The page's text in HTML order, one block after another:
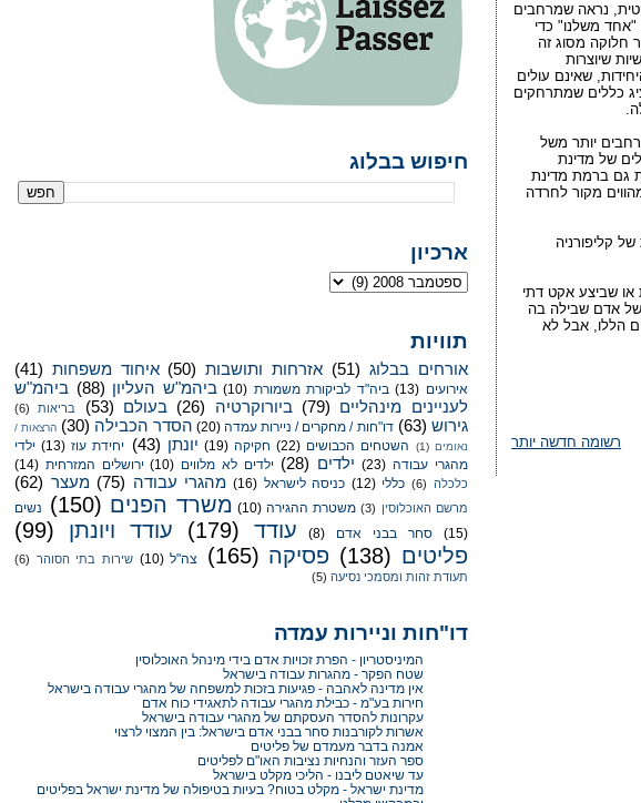
נראה שמרחבים
"אחד משלנו" כדי
חלוקה מסוג זה
שיוצרות
שאינם עולים
כללים שמתרחקים
יותר משל
של מדינת
גם ברמת מדינת
מקור לחרדה
קליפורניה
או שביצע אקט דתי
של אדם שבילה בה
הללו, אבל לא
רשומה חדשה יותר
חיפוש בבלוג
ארכיון
תוויות
אורחים בבלוג (51) אזרחות ותושבות (50) איחוד משפחות (41)
אירועים (13) ביה"ד לביקורת משמורת (10) ביהמ"ש העליון (88) ביהמ"ש
לעניינים מינהליים
(79) ביורוקרטיה (26) בעולם (53) בריאות (6)
גירוש (63) דו"חות / מחקרים / ניירות עמדה (20) הסדר הכבילה (30) הרצאות /
נאומים (1) השטחים הכבושים (22) חקיקה (19) יונתן (43) יחידת עוז (13) ילדי
מהגרי עבודה (23) ילדים (28) ילדים לא מלווים (10) ירושלים המזרחית (14)
כלכלה (6) כללי (12) כניסה לישראל (16) מהגרי עבודה (75) מעצר (62)
מרשם האוכלוסין (3) משטרת ההגירה (10) משרד הפנים (150)
נשים
(15)
סחר בבני אדם (8) עודד (179) עודד ויונתן
(99)
פליטים (138) פסיקה (165) צה"ל (10) שירות בתי הסוהר (6)
תעודת זהות ומסמכי נסיעה (5)
דו"חות וניירות עמדה
המיניסטריון - הפרת זכויות אדם בידי מינהל האוכלוסין
שטח הפקר - מהגרות עבודה בישראל
אין מדינה לאהבה - פגיעות בזכות למשפחה של מהגרי עבודה בישראל
חירות בע"מ - כבילת מהגרי עבודה לתאגידי כוח אדם
עקרונות להסדר העסקתם של מהגרי עבודה בישראל
אשרות לקורבנות סחר בבני אדם בישראל: בין המצוי לרצוי
אמנה בדבר מעמדם של פליטים
ספר העזר והנחיות נציבות האו"ם לפליטים
עד שיאטם ליבנו - הליכי מקלט בישראל
מדינת ישראל - מקלט בטוח? בעיות בטיפולה של מדינת ישראל בפליטים